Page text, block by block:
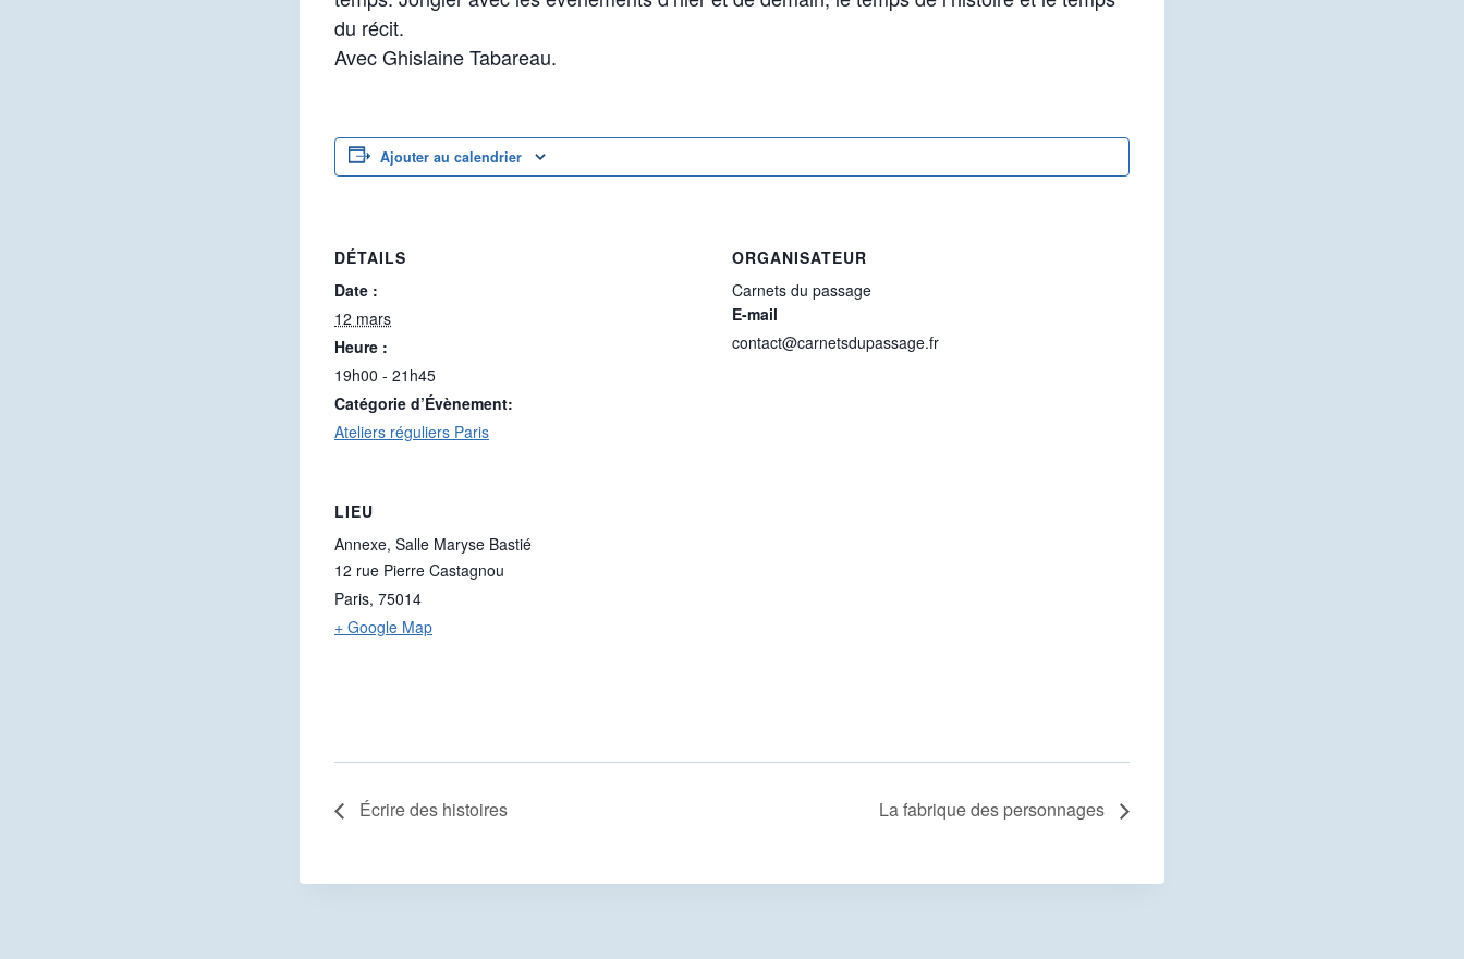
du récit.
Avec Ghislaine Tabareau.
Ajouter au calendrier
DÉTAILS
Date :
12 mars
Heure :
19h00 - 21h45
Catégorie d’Évènement:
Ateliers réguliers Paris
ORGANISATEUR
Carnets du passage
E-mail
contact@carnetsdupassage.fr
LIEU
Annexe, Salle Maryse Bastié
12 rue Pierre Castagnou
Paris, 75014
+ Google Map
Écrire des histoires La fabrique des personnages